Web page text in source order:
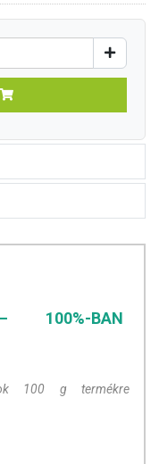
100%-BAN
100 g termékre